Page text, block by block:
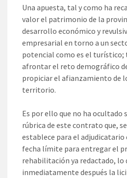
Una apuesta, tal y como ha
valor el patrimonio de la
desarrollo económico y
empresarial en torno a un
potencial como es el turístico;
afrontar el reto demográfico
propiciar el afianzamiento de
territorio.
Es por ello que no ha ocultado
rúbrica de este contrato que,
establece para el adjudicatario
fecha límite para entregar el
rehabilitación ya redactado,
inmediatamente después la